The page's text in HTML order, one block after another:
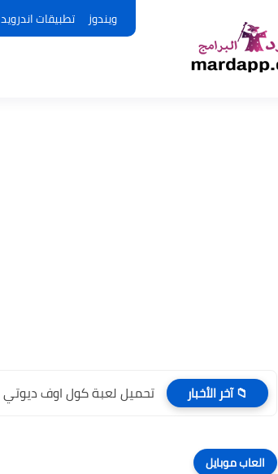
ويندوز تطبيقات اندرويد
📁 آخر الأخبار تحميل لعبة كول اوف ديوتي Call Of Duty 3 للكمبيوتر...
العاب موبايل